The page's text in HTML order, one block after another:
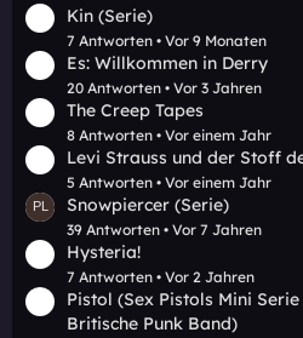
Kin (Serie)
7 Antworten Vor 9 Monaten
Es: Willkommen in Derry
20 Antworten Vor 3 Jahren
The Creep Tapes
8 Antworten Vor einem Jahr
Levi Strauss und der Stoff
5 Antworten Vor einem Jahr
Snowpiercer (Serie)
39 Antworten Vor 7 Jahren
Hysteria!
7 Antworten Vor 2 Jahren
Pistol (Sex Pistols Mini
Britische Punk Band)